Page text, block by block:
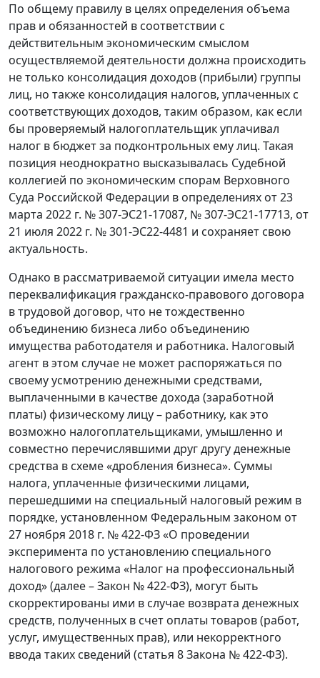
По общему правилу в целях определения объема
прав и обязанностей в соответствии с
действительным экономическим смыслом
осуществляемой деятельности должна происходить
не только консолидация доходов (прибыли) группы
лиц, но также консолидация налогов, уплаченных с
соответствующих доходов, таким образом, как если
бы проверяемый налогоплательщик уплачивал
налог в бюджет за подконтрольных ему лиц. Такая
позиция неоднократно высказывалась Судебной
коллегией по экономическим спорам Верховного
Суда Российской Федерации в определениях от 23
марта 2022 г. № 307-ЭС21-17087, № 307-ЭС21-17713, от
21 июля 2022 г. № 301-ЭС22-4481 и сохраняет свою
актуальность.
Однако в рассматриваемой ситуации имела место
переквалификация гражданско-правового договора
в трудовой договор, что не тождественно
объединению бизнеса либо объединению
имущества работодателя и работника. Налоговый
агент в этом случае не может распоряжаться по
своему усмотрению денежными средствами,
выплаченными в качестве дохода (заработной
платы) физическому лицу – работнику, как это
возможно налогоплательщиками, умышленно и
совместно перечислявшими друг другу денежные
средства в схеме «дробления бизнеса». Суммы
налога, уплаченные физическими лицами,
перешедшими на специальный налоговый режим в
порядке, установленном Федеральным законом от
27 ноября 2018 г. № 422-ФЗ «О проведении
эксперимента по установлению специального
налогового режима «Налог на профессиональный
доход» (далее – Закон № 422-ФЗ), могут быть
скорректированы ими в случае возврата денежных
средств, полученных в счет оплаты товаров (работ,
услуг, имущественных прав), или некорректного
ввода таких сведений (статья 8 Закона № 422-ФЗ).